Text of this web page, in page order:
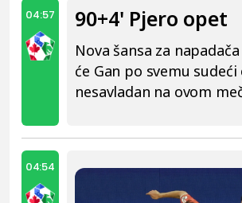
04:57 90+4' Pjero opet
Nova šansa za
će Gan po svemu
nesavladan na ovom
04:54